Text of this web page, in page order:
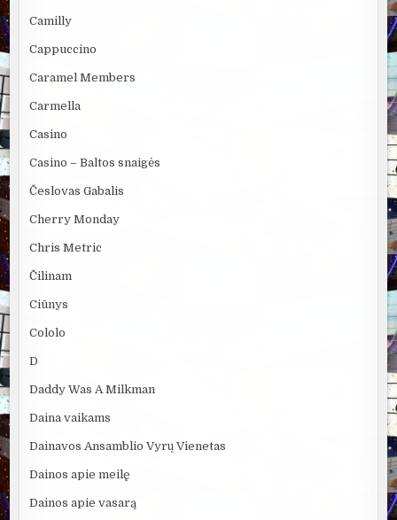
Camilly
Cappuccino
Caramel Members
Carmella
Casino
Casino – Baltos snaigės
Česlovas Gabalis
Cherry Monday
Chris Metric
Čilinam
Ciūnys
Cololo
D
Daddy Was A Milkman
Daina vaikams
Dainavos Ansamblio Vyrų Vienetas
Dainos apie meilę
Dainos apie vasarą